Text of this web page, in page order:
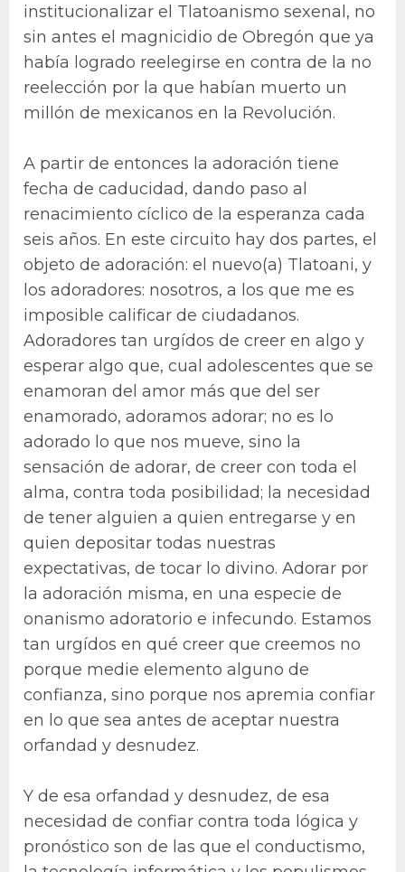
institucionalizar el Tlatoanismo sexenal, no
sin antes el magnicidio de Obregón que ya
había logrado reelegirse en contra de la no
reelección por la que habían muerto un
millón de mexicanos en la Revolución.
A partir de entonces la adoración tiene
fecha de caducidad, dando paso al
renacimiento cíclico de la esperanza cada
seis años. En este circuito hay dos partes, el
objeto de adoración: el nuevo(a) Tlatoani, y
los adoradores: nosotros, a los que me es
imposible calificar de ciudadanos.
Adoradores tan urgídos de creer en algo y
esperar algo que, cual adolescentes que se
enamoran del amor más que del ser
enamorado, adoramos adorar; no es lo
adorado lo que nos mueve, sino la
sensación de adorar, de creer con toda el
alma, contra toda posibilidad; la necesidad
de tener alguien a quien entregarse y en
quien depositar todas nuestras
expectativas, de tocar lo divino. Adorar por
la adoración misma, en una especie de
onanismo adoratorio e infecundo. Estamos
tan urgídos en qué creer que creemos no
porque medie elemento alguno de
confianza, sino porque nos apremia confiar
en lo que sea antes de aceptar nuestra
orfandad y desnudez.
Y de esa orfandad y desnudez, de esa
necesidad de confiar contra toda lógica y
pronóstico son de las que el conductismo,